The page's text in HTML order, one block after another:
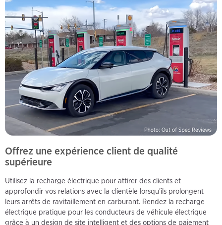
Offrez une expérience client de qualité
supérieure
Utilisez la recharge électrique pour attirer des clients et
approfondir vos relations avec la clientèle lorsqu'ils prolongent
leurs arrêts de ravitaillement en carburant. Rendez la recharge
électrique pratique pour les conducteurs de véhicule électrique
grâce à un design de site intelligent et des options de paiement